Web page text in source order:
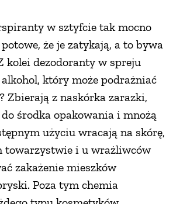
w sztyfcie tak mocno
że je zatykają, a to bywa
kolei dezodoranty w spreju
który może podrażniać
Zbierają z naskórka zarazki,
środka opakowania i mnożą
użyciu wracają na skórę,
towarzystwie i u wrażliwców
zakażenie mieszków
Poza tym chemia
DODATKI
PRZETWORY
INNE